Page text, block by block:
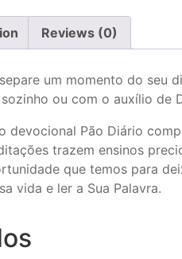
Reviews (0)
um momento do seu
ou com o auxílio de
devocional Pão Diário
trazem ensinos
que temos para
vida e ler a Sua Palavra.